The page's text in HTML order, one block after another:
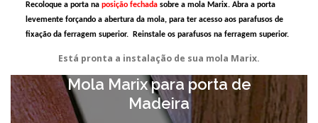
Recoloque a porta na posição fechadasobre a mola Marix. Abra a porta
levemente forçando a abertura da mola, para ter acesso aos parafusos de
fixação da ferragem superior. Reinstale os parafusos na ferragem superior.
Está pronta a instalação de sua mola Marix.
Mola Marix para porta de
Madeira